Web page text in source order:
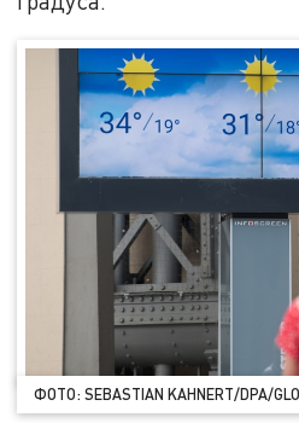
ФОТО: SEBASTIAN KAHNERT/DPA/